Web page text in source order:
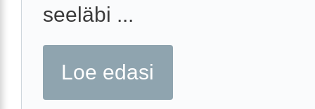
seeläbi ...
Loe edasi